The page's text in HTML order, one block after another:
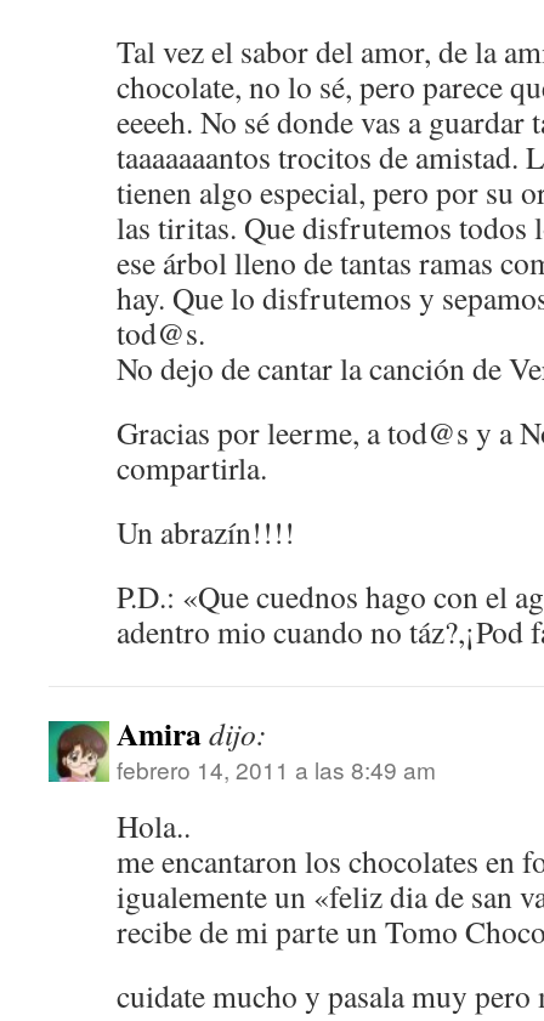
Tal vez el sabor del amor, de la
chocolate, no lo sé, pero parece
eeeeh. No sé donde vas a guardar
taaaaaaantos trocitos de amistad.
tienen algo especial, pero por su
las tiritas. Que disfrutemos todos
ese árbol lleno de tantas ramas
hay. Que lo disfrutemos y
tod@s.
No dejo de cantar la canción de
Gracias por leerme, a tod@s y a
compartirla.
Un abrazín!!!!
P.D.: «Que cuednos hago con el
adentro mio cuando no
Amiradijo:
febrero 14, 2011 a las 8:49 am
Hola..
me encantaron los chocolates en
igualemente un «feliz dia de san
recibe de mi parte un Tomo
cuidate mucho y pasala muy pero